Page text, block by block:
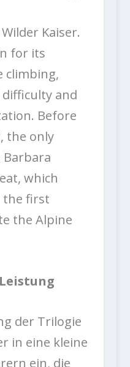
Kaiser.
for its
climbing,
and
Before
the only
Barbara
which
the first
the Alpine
der Trilogie
in eine kleine
ein, die